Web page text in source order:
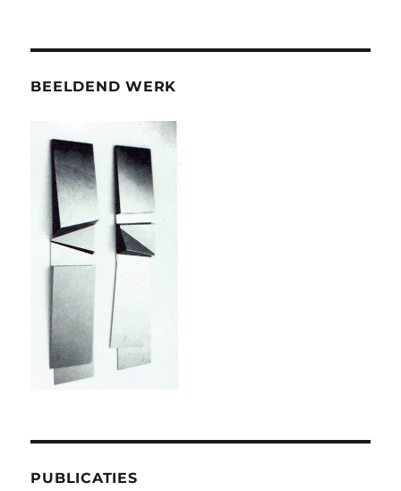
BEELDEND WERK
PUBLICATIES